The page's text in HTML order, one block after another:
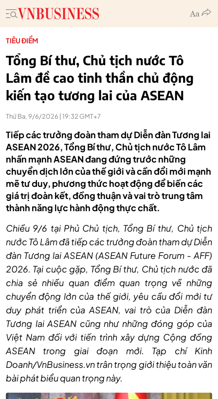
TIÊU ĐIỂM
Tổng Bí thư, Chủ tịch nước Tô
Lâm đề cao tinh thần chủ động
kiến tạo tương lai của ASEAN
Thứ Ba, 9/6/2026 | 19:32 GMT+7
Tiếp các trưởng đoàn tham dự Diễn đàn Tương lai
ASEAN 2026, Tổng Bí thư, Chủ tịch nước Tô Lâm
nhấn mạnh ASEAN đang đứng trước những
chuyển dịch lớn của thế giới và cần đổi mới mạnh
mẽ tư duy, phương thức hoạt động để biến các
giá trị đoàn kết, đồng thuận và vai trò trung tâm
thành năng lực hành động thực chất.
Chiều 9/6 tại Phủ Chủ tịch, Tổng Bí thư, Chủ tịch
nước Tô Lâm đã tiếp các trưởng đoàn tham dự Diễn
đàn Tương lai ASEAN (ASEAN Future Forum - AFF)
2026. Tại cuộc gặp, Tổng Bí thư, Chủ tịch nước đã
chia sẻ nhiều quan điểm quan trọng về những
chuyển động lớn của thế giới, yêu cầu đổi mới tư
duy phát triển của ASEAN, vai trò của Diễn đàn
Tương lai ASEAN cũng như những đóng góp của
Việt Nam đối với tiến trình xây dựng Cộng đồng
ASEAN trong giai đoạn mới. Tạp chí Kinh
Doanh/VnBusiness.vn trân trọng giới thiệu toàn văn
bài phát biểu quan trọng này.